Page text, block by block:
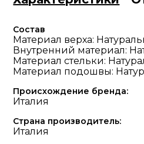
Состав
Материал верха:
Внутренний материал:
Материал стельки:
Материал подошвы:
Происхождение бренда:
Италия
Страна производитель:
Италия